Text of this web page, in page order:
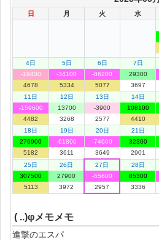
日 月 火 水
4日
-19400
4678
5日
-34100
5334
6日
-86200
5077
7日
29300
3697
11日
-159600
4482
12日
13700
3268
13日
-3900
2577
14日
108100
4410
18日
276900
5182
19日
-61800
3611
20日
-74600
3649
21日
32300
2901
25日
307500
5113
26日
27900
3972
27日
-55600
2957
28日
85300
3336
( ..)φメモメモ
進撃のエスパ